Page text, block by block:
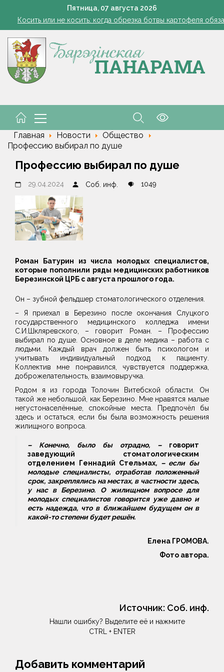
Пятница, 07 августа 2026
Семинар-совещание по охране труда профсоюза
Косить или не косить: когда обрезка ботвы картофеля
Включаем фары и продолжаем жать
расходы на проезд, если у работника нет
Семинар-совещание по охране труда профсоюза
Главная Новости
Общество
Профессию выбирал по душе
Профессию выбирал по душе
29.04.2024 Соб. инф. 1049
Роман Батурин из числа молодых специалистов,
которые пополнили ряды медицинских работников
Березинской ЦРБ с августа прошлого года.
Он – зубной фельдшер стоматологического отделения.
– Я приехал в Березино после окончания Слуцкого
государственного медицинского колледжа имени
С.И.Шкляревского, – говорит Роман. – Профессию
выбирал по душе. Основное в деле медика – работа с
людьми. Каждый врач должен быть психологом и
учитывать индивидуальный подход к пациенту.
Коллектив мне понравился, чувствуется поддержка,
доброжелательность, взаимовыручка.
Родом я из города Толочин Витебской области. Он
такой же небольшой, как Березино. Мне нравятся малые
негустонаселённые, спокойные места. Предпочёл бы
здесь и остаться, если бы была возможность решения
жилищного вопроса.
– Конечно, было бы отрадно, – говорит
заведующий стоматологическим
отделением Геннадий Стельмах, – если бы
молодые специалисты, отработав положенный
срок, закреплялись на местах, в частности здесь,
у нас в Березино. О жилищном вопросе для
молодых специалистов говорится уже давно и
есть надежда, что в ближайшем будущем он в
какой-то степени будет решён.
Елена ГРОМОВА.
Фото автора.
Источник: Соб. инф.
Нашли ошибку? Выделите её и нажмите
CTRL + ENTER
Добавить комментарий